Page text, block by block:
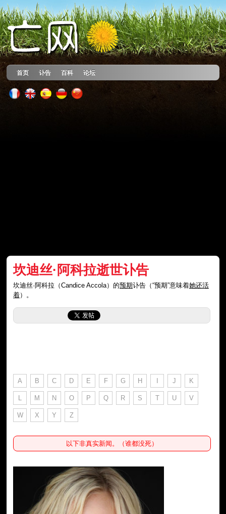
首页 讣告 百科 论坛
坎迪丝·阿科拉逝世讣告
坎迪丝·阿科拉（Candice Accola）的预期讣告（“预期”意味着她还活
着）。
A B C D E F G H I J K
L M N O P Q R S T U V
W X Y Z
以下非真实新闻。（谁都没死）